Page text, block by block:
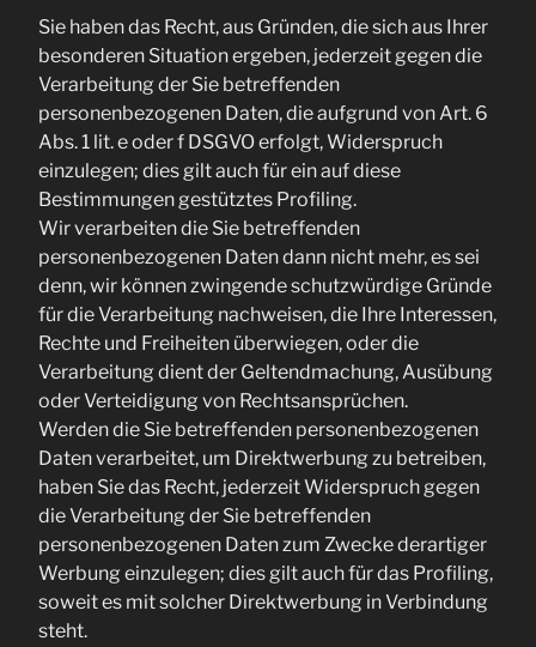
Sie haben das Recht, aus Gründen, die sich aus Ihrer
besonderen Situation ergeben, jederzeit gegen die
Verarbeitung der Sie betreffenden
personenbezogenen Daten, die aufgrund von Art. 6
Abs. 1 lit. e oder f DSGVO erfolgt, Widerspruch
einzulegen; dies gilt auch für ein auf diese
Bestimmungen gestütztes Profiling.
Wir verarbeiten die Sie betreffenden
personenbezogenen Daten dann nicht mehr, es sei
denn, wir können zwingende schutzwürdige Gründe
für die Verarbeitung nachweisen, die Ihre Interessen,
Rechte und Freiheiten überwiegen, oder die
Verarbeitung dient der Geltendmachung, Ausübung
oder Verteidigung von Rechtsansprüchen.
Werden die Sie betreffenden personenbezogenen
Daten verarbeitet, um Direktwerbung zu betreiben,
haben Sie das Recht, jederzeit Widerspruch gegen
die Verarbeitung der Sie betreffenden
personenbezogenen Daten zum Zwecke derartiger
Werbung einzulegen; dies gilt auch für das Profiling,
soweit es mit solcher Direktwerbung in Verbindung
steht.